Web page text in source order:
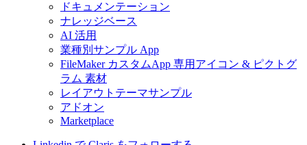
ドキュメンテーション
ナレッジベース
AI 活用
業種別サンプル App
FileMaker カスタムApp 専用アイコン & ピクトグ
ラム 素材
レイアウトテーマサンプル
アドオン
Marketplace